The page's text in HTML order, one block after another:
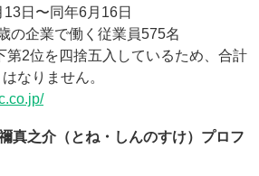
日〜同年6月16日
の企業で働く従業員575名
2位を四捨五入しているため、合計
なりません。
真之介（とね・しんのすけ）プロフ